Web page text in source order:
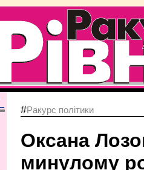
#Ракурс політики
Оксана
минулому